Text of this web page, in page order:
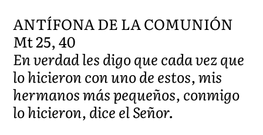
ANTÍFONA DE LA COMUNIÓN
Mt 25, 40
En verdad les digo que cada vez que
lo hicieron con uno de estos, mis
hermanos más pequeños, conmigo
lo hicieron, dice el Señor.